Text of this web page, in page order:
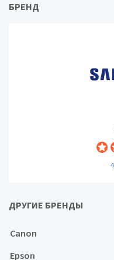
БРЕНД
ДРУГИЕ БРЕНДЫ
Canon
Epson